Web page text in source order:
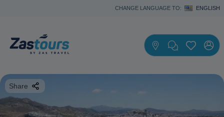
CHANGE LANGUAGE TO: ENGLISH
Share